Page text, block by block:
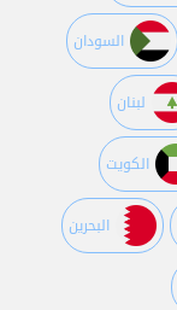
السودان
لبنان
الكويت
البحرين